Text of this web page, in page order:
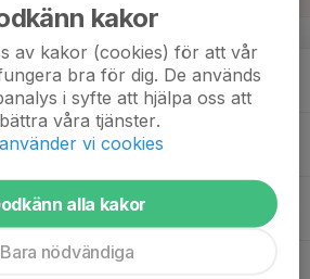
v.34 kakor
av kakor (cookies) för att vår
bra för dig. De används
i syfte att hjälpa oss att
våra tjänster.
vi cookies
alla kakor
Bara nödvändiga